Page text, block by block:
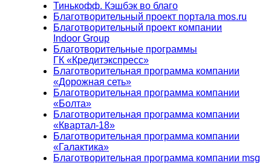
Тинькофф. Кэшбэк во благо
Благотворительный проект портала mos.ru
Благотворительный проект компании
Indoor Group
Благотворительные программы
ГК «Кредитэкспресс»
Благотворительная программа компании
«Дорожная сеть»
Благотворительная программа компании
«Болта»
Благотворительная программа компании
«Квартал-18»
Благотворительная программа компании
«Галактика»
Благотворительная программа компании msg